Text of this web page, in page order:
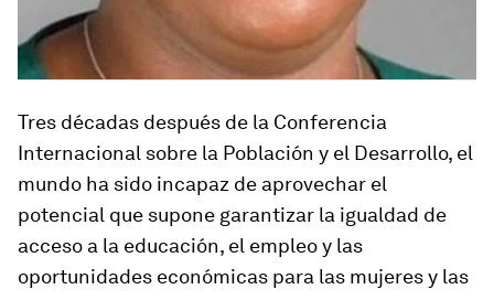
Tres décadas después de la Conferencia
Internacional sobre la Población y el Desarrollo, el
mundo ha sido incapaz de aprovechar el
potencial que supone garantizar la igualdad de
acceso a la educación, el empleo y las
oportunidades económicas para las mujeres y las